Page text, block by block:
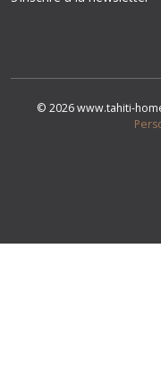
© 2026 www.tahiti-